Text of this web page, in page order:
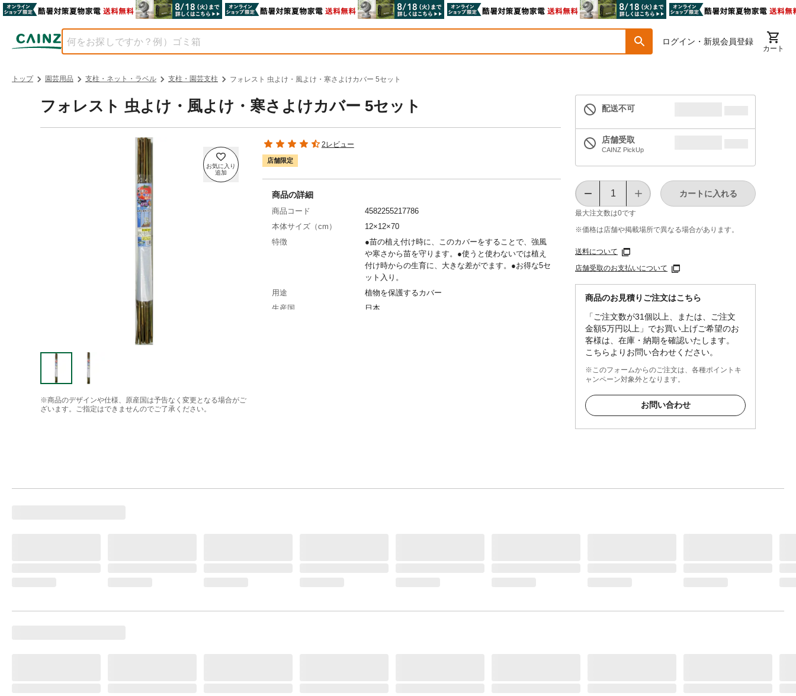
ログイン・新規会員登録
カート
トップ 園芸用品 支柱・ネット・ラベル 支柱・園芸支柱 フォレスト 虫よけ・風よけ・寒さよけカバー 5セット
フォレスト 虫よけ・風よけ・寒さよけカバー 5セット
※商品のデザインや仕様、原産国は予告なく変更となる場合がご
ざいます。ご指定はできませんのでご了承ください。
2レビュー
店舗限定
配送不可
店舗受取
CAINZ PickUp
最大注文数は0です
カートに入れる
※価格は​店舗や​掲載場所で​異なる​場合が​あります。
送料について
店舗受取のお支払いについて
商品のお見積りご注文はこちら
「ご注文数が31個以上、または、ご注文
金額5万円以上」でお買い上げご希望のお
客様は、在庫・納期を確認いたします。
こちらよりお問い合わせください。
※このフォームからのご注文は、各種ポイントキ
ャンペーン対象外となります。
お問い合わせ
商品の詳細
商品コード
4582255217786
本体サイズ（cm）
12×12×70
特徴
●苗の植え付け時に、このカバーをすることで、強風
や寒さから苗を守ります。●使うと使わないでは植え
付け時からの生育に、大きな差がでます。●お得な5セ
ット入り。
用途
植物を保護するカバー
生産国
日本